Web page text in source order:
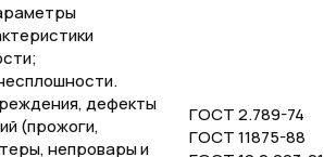
дефекты
(прожоги,
непровары и
ГОСТ 2.789-74
ГОСТ 11875-88